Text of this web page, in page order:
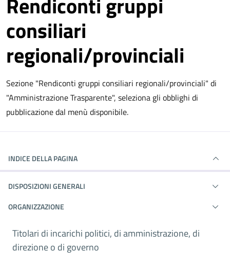
consiliari
regionali/provinciali
Sezione "Rendiconti gruppi consiliari regionali/provinciali" di
"Amministrazione Trasparente", seleziona gli obblighi di
pubblicazione dal menù disponibile.
INDICE DELLA PAGINA
DISPOSIZIONI GENERALI
ORGANIZZAZIONE
Titolari di incarichi politici, di amministrazione, di
direzione o di governo